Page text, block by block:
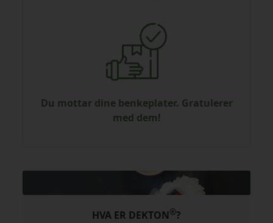
Du mottar dine benkeplater. Gratulerer
med dem!
HVA ER DEKTON®?